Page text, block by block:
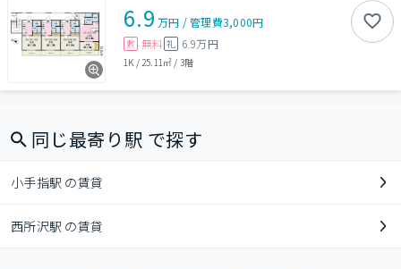
6.9 万円 /管理費3,000円
敷 無料 礼 6.9万円
1K / 25.11㎡ / 3階
同じ最寄り駅 で探す
小手指駅 の賃貸
西所沢駅 の賃貸